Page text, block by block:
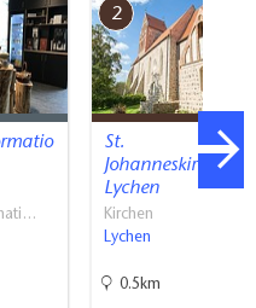
2
St.
Johanneskirche
Lychen
Kirchen
Lychen
0.5km